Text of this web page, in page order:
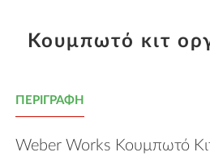
Κουμπωτό κιτ
ΠΕΡΙΓΡΑΦΉ
Weber Works Κουμπωτό